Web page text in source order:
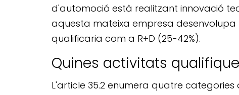
d'automoció està realitzant innovació
aquesta mateixa empresa
qualificaria com a R+D (25-42%).
Quines activitats
L'article 35.2 enumera quatre categories